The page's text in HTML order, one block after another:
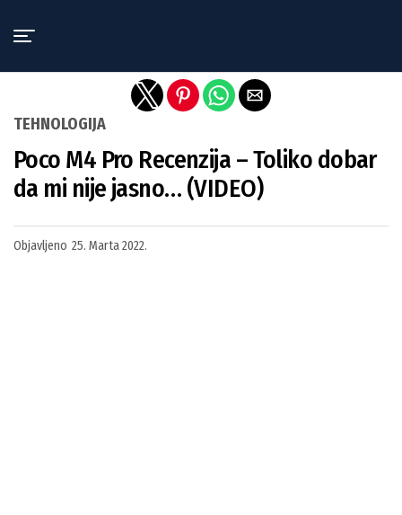
TEHNOLOGIJA
Poco M4 Pro Recenzija – Toliko dobar
da mi nije jasno… (VIDEO)
Objavljeno 25. Marta 2022.